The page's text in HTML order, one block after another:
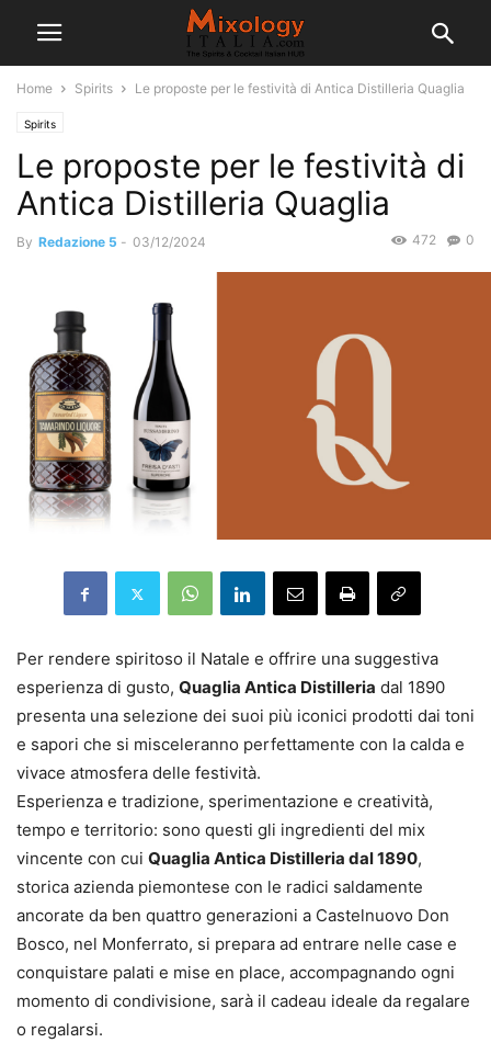
Home Spirits Le proposte per le festività di Antica Distilleria Quaglia
Spirits
Le proposte per le festività di
Antica Distilleria Quaglia
By Redazione 5 - 03/12/2024 0
472
Per rendere spiritoso il Natale e offrire una suggestiva
esperienza di gusto, Quaglia Antica Distilleria dal 1890
presenta una selezione dei suoi più iconici prodotti dai toni
e sapori che si misceleranno perfettamente con la calda e
vivace atmosfera delle festività.
Esperienza e tradizione, sperimentazione e creatività,
tempo e territorio: sono questi gli ingredienti del mix
vincente con cui Quaglia Antica Distilleria dal 1890,
storica azienda piemontese con le radici saldamente
ancorate da ben quattro generazioni a Castelnuovo Don
Bosco, nel Monferrato, si prepara ad entrare nelle case e
conquistare palati e mise en place, accompagnando ogni
momento di condivisione, sarà il cadeau ideale da regalare
o regalarsi.